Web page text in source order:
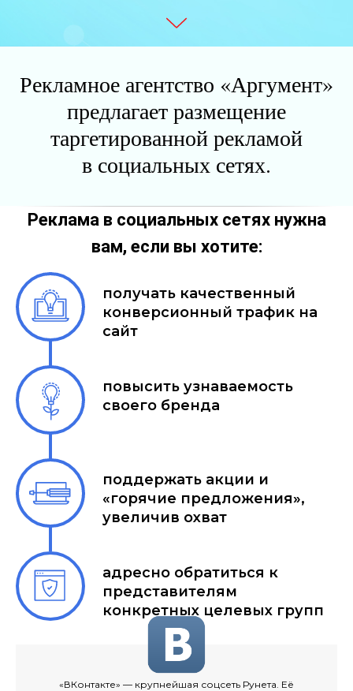
Рекламное агентство «Аргумент»
предлагает размещение
таргетированной рекламой
в социальных сетях.
Реклама в социальных сетях нужна
вам, если вы хотите:
получать качественный
конверсионный трафик на
сайт
повысить узнаваемость
своего бренда
поддержать акции и
«горячие предложения»,
увеличив охват
адресно обратиться к
представителям
конкретных целевых групп
«ВКонтакте» — крупнейшая соцсеть Рунета. Её